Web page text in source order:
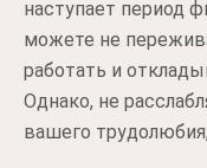
наступает период
можете не
работать и
Однако, не
вашего